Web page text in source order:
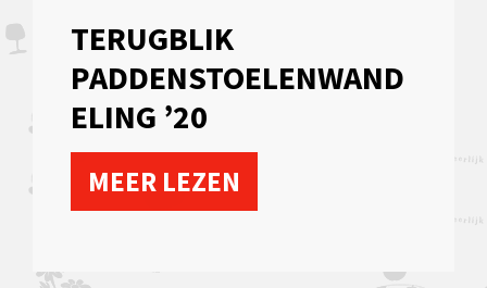
TERUGBLIK
PADDENSTOELENWAND
ELING ’20
MEER LEZEN